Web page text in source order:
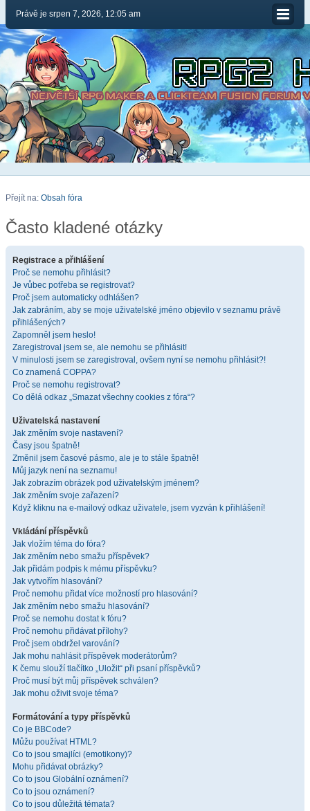
Právě je srpen 7, 2026, 12:05 am
Přejít na: Obsah fóra
Často kladené otázky
Registrace a přihlášení
Proč se nemohu přihlásit?
Je vůbec potřeba se registrovat?
Proč jsem automaticky odhlášen?
Jak zabráním, aby se moje uživatelské jméno objevilo v seznamu právě
přihlášených?
Zapomněl jsem heslo!
Zaregistroval jsem se, ale nemohu se přihlásit!
V minulosti jsem se zaregistroval, ovšem nyní se nemohu přihlásit?!
Co znamená COPPA?
Proč se nemohu registrovat?
Co dělá odkaz „Smazat všechny cookies z fóra“?
Uživatelská nastavení
Jak změním svoje nastavení?
Časy jsou špatně!
Změnil jsem časové pásmo, ale je to stále špatně!
Můj jazyk není na seznamu!
Jak zobrazím obrázek pod uživatelským jménem?
Jak změním svoje zařazení?
Když kliknu na e-mailový odkaz uživatele, jsem vyzván k přihlášení!
Vkládání příspěvků
Jak vložím téma do fóra?
Jak změním nebo smažu příspěvek?
Jak přidám podpis k mému příspěvku?
Jak vytvořím hlasování?
Proč nemohu přidat více možností pro hlasování?
Jak změním nebo smažu hlasování?
Proč se nemohu dostat k fóru?
Proč nemohu přidávat přílohy?
Proč jsem obdržel varování?
Jak mohu nahlásit příspěvek moderátorům?
K čemu slouží tlačítko „Uložit“ při psaní příspěvků?
Proč musí být můj příspěvek schválen?
Jak mohu oživit svoje téma?
Formátování a typy příspěvků
Co je BBCode?
Můžu používat HTML?
Co to jsou smajlíci (emotikony)?
Mohu přidávat obrázky?
Co to jsou Globální oznámení?
Co to jsou oznámení?
Co to jsou důležitá témata?